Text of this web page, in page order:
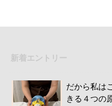
新着エントリー
だから私は
きる４つの